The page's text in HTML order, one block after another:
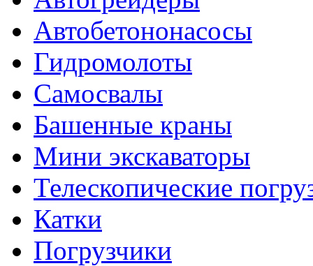
Автобетононасосы
Гидромолоты
Самосвалы
Башенные краны
Мини экскаваторы
Телескопические
Катки
Погрузчики